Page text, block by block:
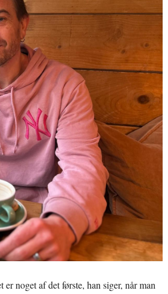
noget af det første, han siger, når man